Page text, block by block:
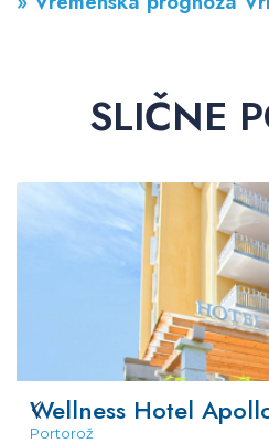
SLIČNE
Wellness Hotel
Portorož